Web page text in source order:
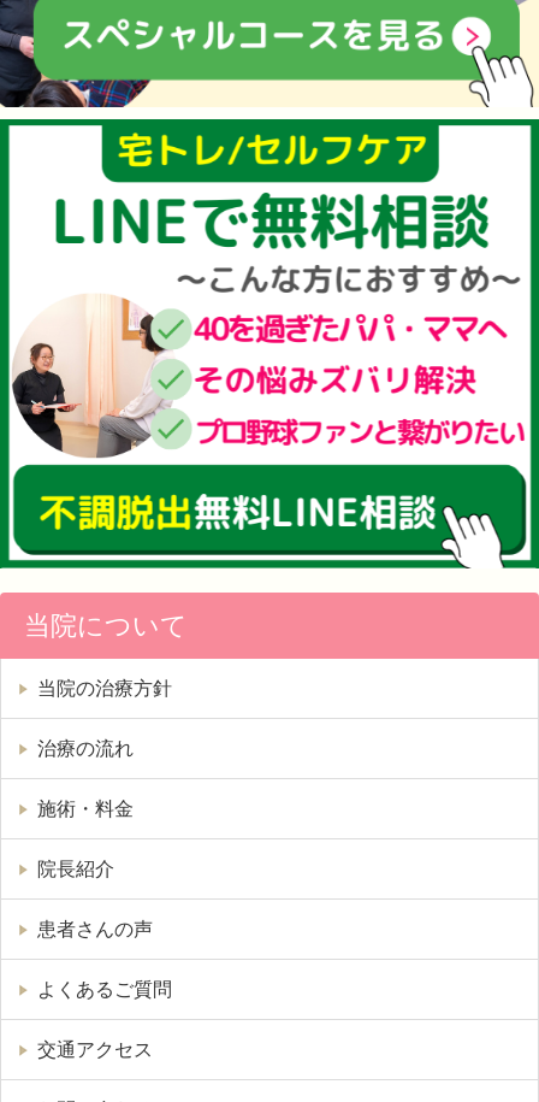
当院について
当院の治療方針
治療の流れ
施術・料金
院長紹介
患者さんの声
よくあるご質問
交通アクセス